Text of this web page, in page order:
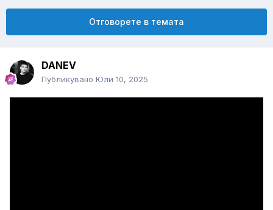
Отговорете в темата
DANEV
Публикувано Юли 10, 2025